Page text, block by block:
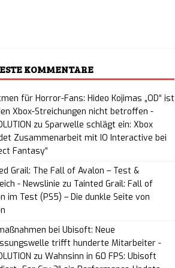
KOMMENTARE
für Horror-Fans: Hideo Kojimas „OD“ ist
Xbox-Streichungen nicht betroffen -
zu Sparwelle schlägt ein: Xbox
Zusammenarbeit mit IO Interactive bei
Fantasy“
Grail: The Fall of Avalon – Test &
- Newslinie zu Tainted Grail: Fall of
im Test (PS5) – Die dunkle Seite von
bei Ubisoft: Neue
trifft hunderte Mitarbeiter -
zu Wahnsinn in 60 FPS: Ubisoft